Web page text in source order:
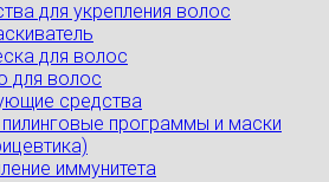
для укрепления волос
для волос
для волос
средства
программы и маски
иммунитета